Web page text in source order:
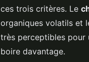
ces trois critères. Le
organiques volatils et
très perceptibles pour
boire davantage.